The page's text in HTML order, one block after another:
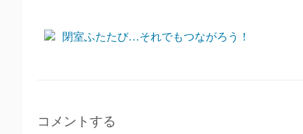
閉室ふたたび…それでもつながろう！
コメントする